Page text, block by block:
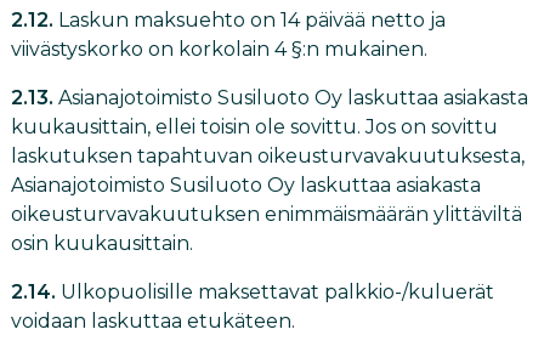
2.12. Laskun maksuehto on 14 päivää netto ja
viivästyskorko on korkolain 4 §:n mukainen.
2.13. Asianajotoimisto Susiluoto Oy laskuttaa asiakasta
kuukausittain, ellei toisin ole sovittu. Jos on sovittu
laskutuksen tapahtuvan oikeusturvavakuutuksesta,
Asianajotoimisto Susiluoto Oy laskuttaa asiakasta
oikeusturvavakuutuksen enimmäismäärän ylittäviltä
osin kuukausittain.
2.14. Ulkopuolisille maksettavat palkkio-/kuluerät
voidaan laskuttaa etukäteen.